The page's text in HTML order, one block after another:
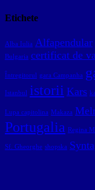
Etichete
Alba Iulia Alfapendular
Bulgaria certificat de
Întregitorul gara Campanha
Istanbul istorii Kars
Lupa capitolina Makaza
Portugalia Regina
Sf. Gheorghe shopska